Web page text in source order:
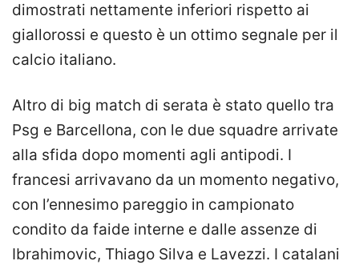
dimostrati nettamente inferiori rispetto ai
giallorossi e questo è un ottimo segnale per il
calcio italiano.
Altro di big match di serata è stato quello tra
Psg e Barcellona, con le due squadre arrivate
alla sfida dopo momenti agli antipodi. I
francesi arrivavano da un momento negativo,
con l’ennesimo pareggio in campionato
condito da faide interne e dalle assenze di
Ibrahimovic, Thiago Silva e Lavezzi. I catalani